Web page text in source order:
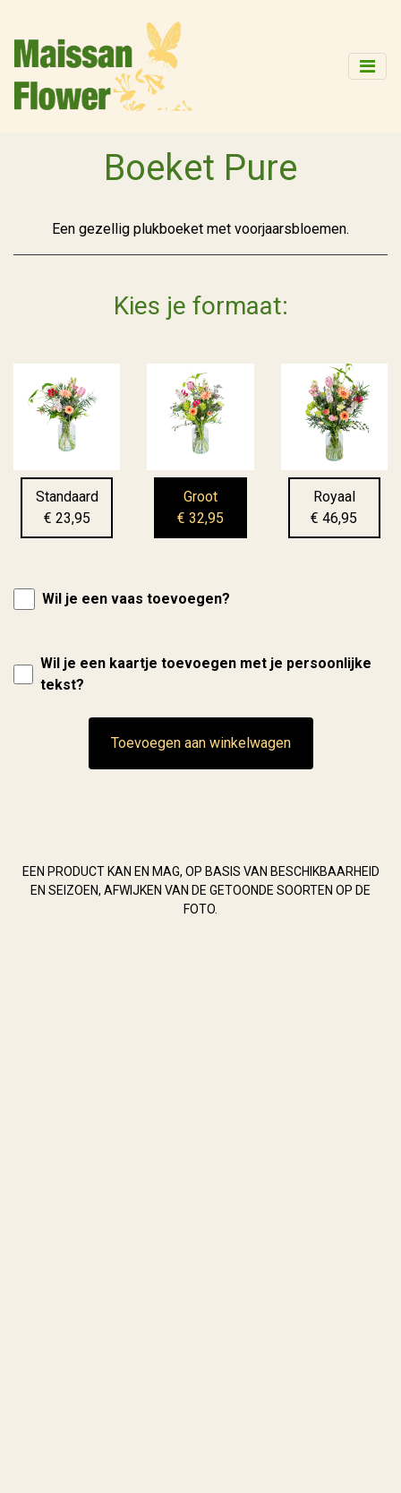
Boeket Pure
Een gezellig plukboeket met voorjaarsbloemen.
Kies je formaat:
Standaard
€ 23,95
Groot
€ 32,95
Royaal
€ 46,95
Wil je een vaas toevoegen?
Wil je een kaartje toevoegen met je persoonlijke
tekst?
Toevoegen aan winkelwagen
EEN PRODUCT KAN EN MAG, OP BASIS VAN BESCHIKBAARHEID
EN SEIZOEN, AFWIJKEN VAN DE GETOONDE SOORTEN OP DE
FOTO.